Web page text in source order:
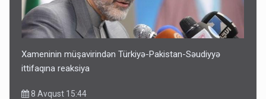
Xameninin müşavirindən Türkiyə-Pakistan-Səudiyyə
ittifaqına reaksiya
8 Avqust 15:44